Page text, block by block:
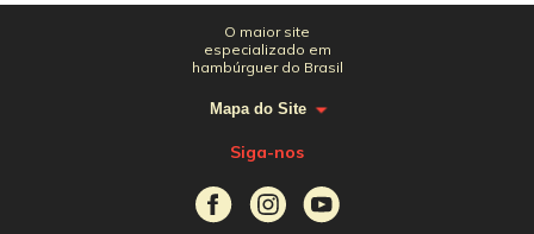
O maior site
especializado em
hambúrguer do Brasil
Mapa do Site
Siga-nos